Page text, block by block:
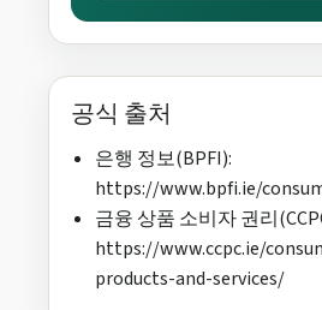
공식 출처
은행 정보(BPFI):
https://www.bpfi.ie/
금융 상품 소비자 권리
https://www.ccpc.ie/
products-and-services/